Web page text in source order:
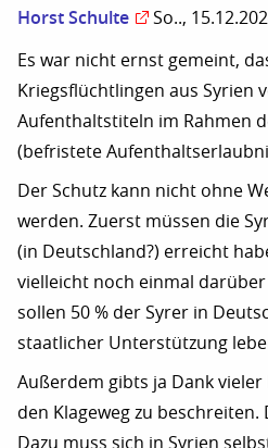
Horst Schulte So..,
Es war nicht ernst gemeint,
Kriegsflüchtlingen aus Syrien
Aufenthaltstiteln im Rahmen
(befristete
Der Schutz kann nicht ohne
werden. Zuerst müssen die
(in Deutschland?) erreicht
vielleicht noch einmal
sollen 50 % der Syrer in
staatlicher Unterstützung
Außerdem gibts ja Dank vieler
den Klageweg zu beschreiten.
Dazu muss sich in Syrien